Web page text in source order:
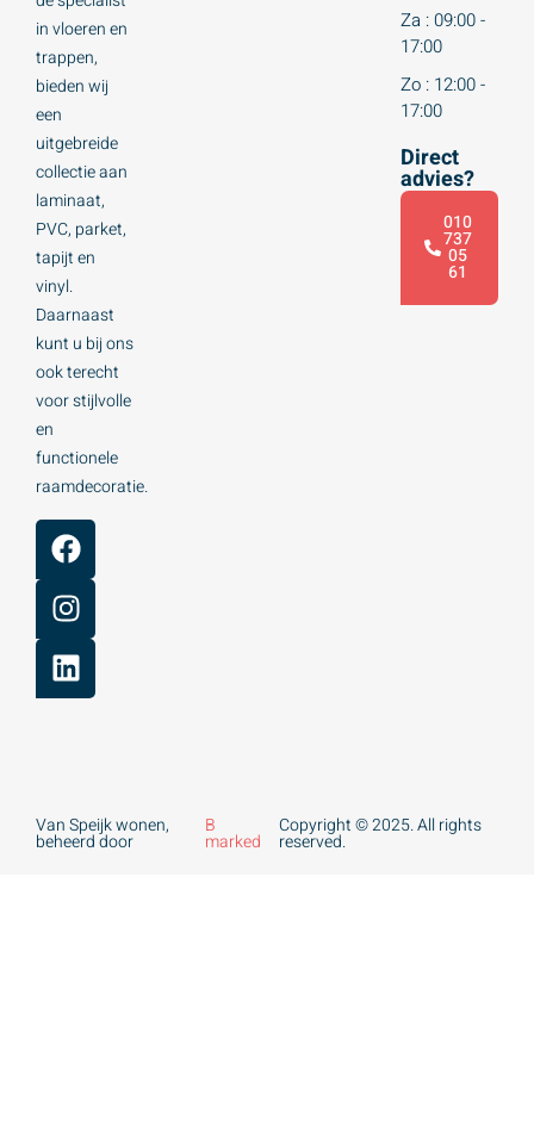
in vloeren en
trappen,
bieden wij
een
uitgebreide
collectie aan
laminaat,
PVC, parket,
tapijt en
vinyl.
Daarnaast
kunt u bij ons
ook terecht
voor stijlvolle
en
functionele
raamdecoratie.
Za : 09:00 -
17:00
Zo : 12:00 -
17:00
Direct
advies?
010
737
05
61
Van Speijk wonen,
beheerd door
B
marked
Copyright © 2025. All rights
reserved.